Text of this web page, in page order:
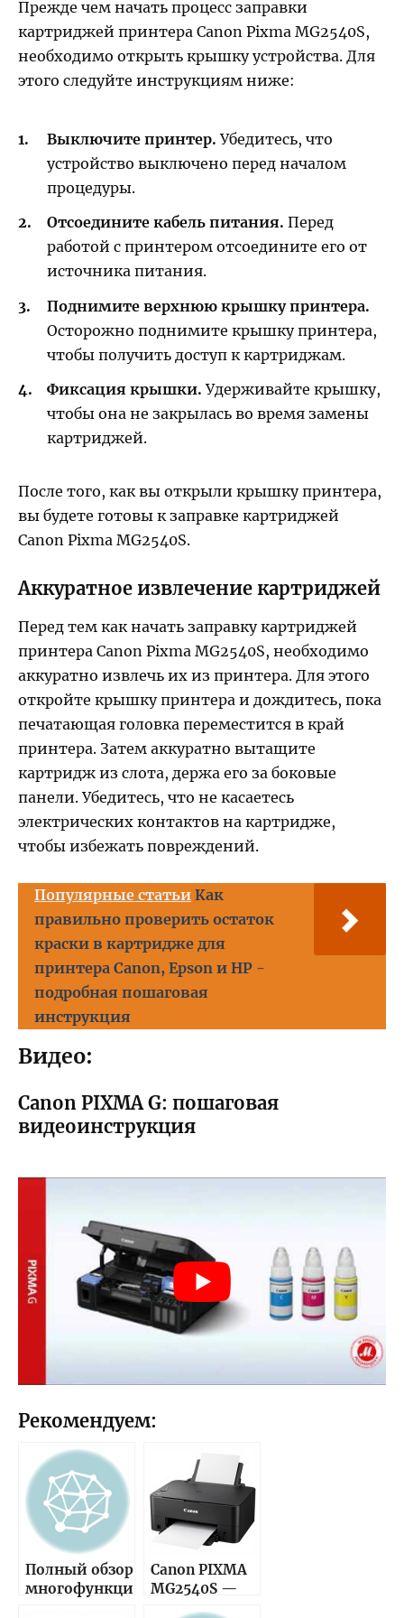
Прежде чем начать процесс заправки
картриджей принтера Canon Pixma MG2540S,
необходимо открыть крышку устройства. Для
этого следуйте инструкциям ниже:
Выключите принтер. Убедитесь, что
устройство выключено перед началом
процедуры.
Отсоедините кабель питания. Перед
работой с принтером отсоедините его от
источника питания.
Поднимите верхнюю крышку принтера.
Осторожно поднимите крышку принтера,
чтобы получить доступ к картриджам.
Фиксация крышки. Удерживайте крышку,
чтобы она не закрылась во время замены
картриджей.
После того, как вы открыли крышку принтера,
вы будете готовы к заправке картриджей
Canon Pixma MG2540S.
Аккуратное извлечение картриджей
Перед тем как начать заправку картриджей
принтера Canon Pixma MG2540S, необходимо
аккуратно извлечь их из принтера. Для этого
откройте крышку принтера и дождитесь, пока
печатающая головка переместится в край
принтера. Затем аккуратно вытащите
картридж из слота, держа его за боковые
панели. Убедитесь, что не касаетесь
электрических контактов на картридже,
чтобы избежать повреждений.
Популярные статьи Как
правильно проверить остаток
краски в картридже для
принтера Canon, Epson и HP -
подробная пошаговая
инструкция
Видео:
Canon PIXMA G: пошаговая
видеоинструкция
Рекомендуем:
Полный обзор
многофункци
Canon PIXMA
MG2540S —
полное